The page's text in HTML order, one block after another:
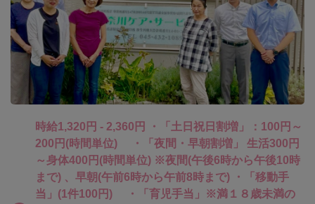
時給1,320円 - 2,360円 ・「土日祝日割増」：100円～
200円(時間単位) ・「夜間・早朝割増」 生活300円
～身体400円(時間単位) ※夜間(午後6時から午後10時
まで) 、早朝(午前6時から午前8時まで) ・「移動手
当」(1件100円) ・「育児手当」※満１８歳未満の